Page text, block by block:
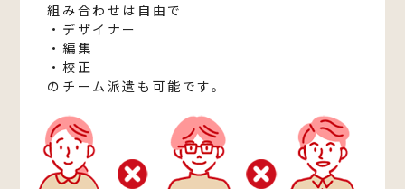
組み合わせは自由で​
・デザイナー​
・編集​
・校正​
のチーム派遣も可能です。​